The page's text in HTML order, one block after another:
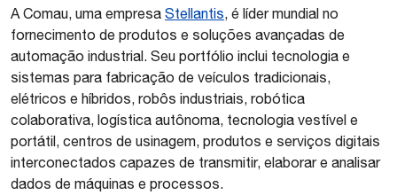
A Comau, uma empresa Stellantis, é líder mundial no
fornecimento de produtos e soluções avançadas de
automação industrial. Seu portfólio inclui tecnologia e
sistemas para fabricação de veículos tradicionais,
elétricos e híbridos, robôs industriais, robótica
colaborativa, logística autônoma, tecnologia vestível e
portátil, centros de usinagem, produtos e serviços digitais
interconectados capazes de transmitir, elaborar e analisar
dados de máquinas e processos.